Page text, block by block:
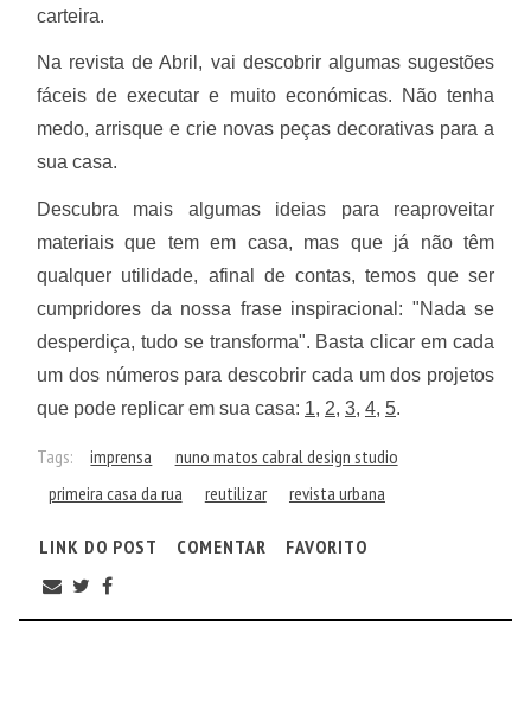
carteira.
Na revista de Abril, vai descobrir algumas sugestões
fáceis de executar e muito económicas. Não tenha
medo, arrisque e crie novas peças decorativas para a
sua casa.
Descubra mais algumas ideias para reaproveitar
materiais que tem em casa, mas que já não têm
qualquer utilidade, afinal de contas, temos que ser
cumpridores da nossa frase inspiracional: "Nada se
desperdiça, tudo se transforma". Basta clicar em cada
um dos números para descobrir cada um dos projetos
que pode replicar em sua casa: 1, 2, 3, 4, 5.
Tags: imprensa
nuno matos cabral design studio
primeira casa da rua
reutilizar revista urbana
LINK DO POST COMENTAR FAVORITO